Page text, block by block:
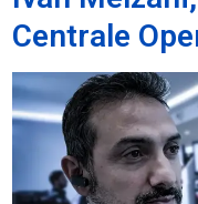
Centrale